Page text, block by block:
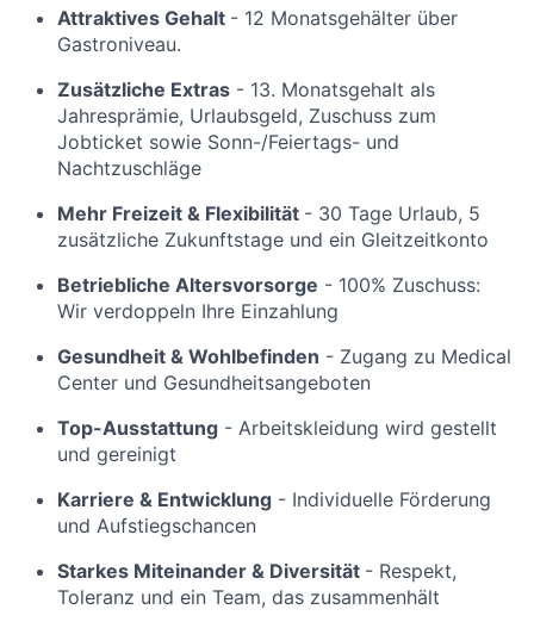
Attraktives Gehalt - 12 Monatsgehälter über
Gastroniveau.
Zusätzliche Extras - 13. Monatsgehalt als
Jahresprämie, Urlaubsgeld, Zuschuss zum
Jobticket sowie Sonn-/Feiertags- und
Nachtzuschläge
Mehr Freizeit & Flexibilität - 30 Tage Urlaub, 5
zusätzliche Zukunftstage und ein Gleitzeitkonto
Betriebliche Altersvorsorge - 100% Zuschuss:
Wir verdoppeln Ihre Einzahlung
Gesundheit & Wohlbefinden - Zugang zu Medical
Center und Gesundheitsangeboten
Top-Ausstattung - Arbeitskleidung wird gestellt
und gereinigt
Karriere & Entwicklung - Individuelle Förderung
und Aufstiegschancen
Starkes Miteinander & Diversität - Respekt,
Toleranz und ein Team, das zusammenhält